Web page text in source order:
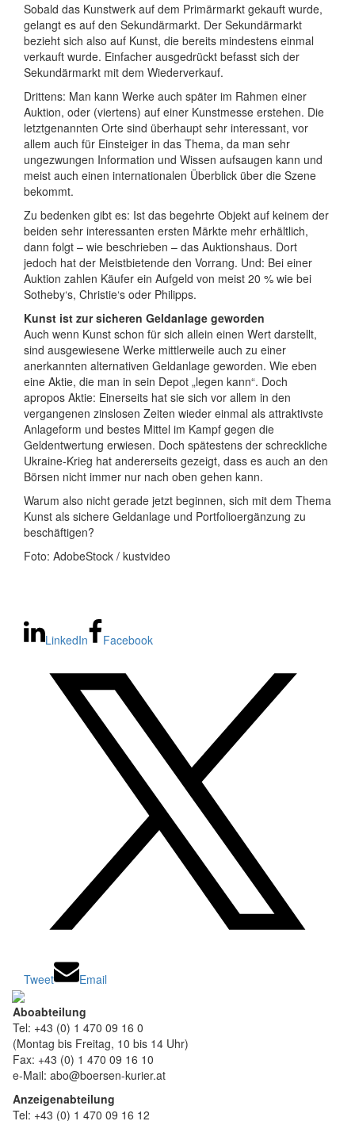
Sobald das Kunstwerk auf dem Primärmarkt gekauft wurde,
gelangt es auf den Sekundärmarkt. Der Sekundärmarkt
bezieht sich also auf Kunst, die bereits mindestens einmal
verkauft wurde. Einfacher ausgedrückt befasst sich der
Sekundärmarkt mit dem Wiederverkauf.
Drittens: Man kann Werke auch später im Rahmen einer
Auktion, oder (viertens) auf einer Kunstmesse erstehen. Die
letztgenannten Orte sind überhaupt sehr interessant, vor
allem auch für Einsteiger in das Thema, da man sehr
ungezwungen Information und Wissen aufsaugen kann und
meist auch einen internationalen Überblick über die Szene
bekommt.
Zu bedenken gibt es: Ist das begehrte Objekt auf keinem der
beiden sehr interessanten ersten Märkte mehr erhältlich,
dann folgt – wie beschrieben – das Auktionshaus. Dort
jedoch hat der Meistbietende den Vorrang. Und: Bei einer
Auktion zahlen Käufer ein Aufgeld von meist 20 % wie bei
Sotheby‘s, Christie‘s oder Philipps.
Kunst ist zur sicheren Geldanlage geworden
Auch wenn Kunst schon für sich allein einen Wert darstellt,
sind ausgewiesene Werke mittlerweile auch zu einer
anerkannten alternativen Geldanlage geworden. Wie eben
eine Aktie, die man in sein Depot „legen kann“. Doch
apropos Aktie: Einerseits hat sie sich vor allem in den
vergangenen zinslosen Zeiten wieder einmal als attraktivste
Anlageform und bestes Mittel im Kampf gegen die
Geldentwertung erwiesen. Doch spätestens der schreckliche
Ukraine-Krieg hat andererseits gezeigt, dass es auch an den
Börsen nicht immer nur nach oben gehen kann.
Warum also nicht gerade jetzt beginnen, sich mit dem Thema
Kunst als sichere Geldanlage und Portfolioergänzung zu
beschäftigen?
Foto: AdobeStock / kustvideo
LinkedIn Facebook
Tweet Email
Aboabteilung
Tel: +43 (0) 1 470 09 16 0
(Montag bis Freitag, 10 bis 14 Uhr)
Fax: +43 (0) 1 470 09 16 10
e-Mail: abo@boersen-kurier.at
Anzeigenabteilung
Tel: +43 (0) 1 470 09 16 12